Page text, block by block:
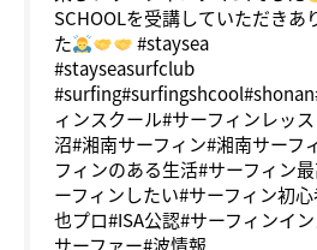
SCHOOLを受講していただきあ
た
#staysea
#stayseasurfclub
ィンスクール#サーフィンレッ
沼#湘南サーフィン#湘南サーフ
フィンのある生活#サーフィン
ーフィンしたい#サーフィン初
也プロ#ISA公認#サーフィンイ
サーファー#波情報